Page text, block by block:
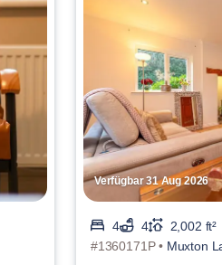
Verfügbar 31 Aug 2026
4 4
2,002 ft²
#1360171P • Muxton